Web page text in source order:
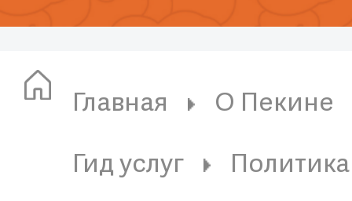
Главная
О Пекине
Гид услуг
Политика